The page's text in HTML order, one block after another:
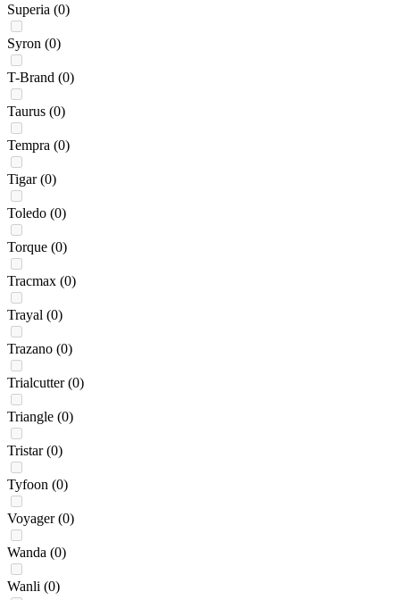
Superia (0)
Syron (0)
T-Brand (0)
Taurus (0)
Tempra (0)
Tigar (0)
Toledo (0)
Torque (0)
Tracmax (0)
Trayal (0)
Trazano (0)
Trialcutter (0)
Triangle (0)
Tristar (0)
Tyfoon (0)
Voyager (0)
Wanda (0)
Wanli (0)